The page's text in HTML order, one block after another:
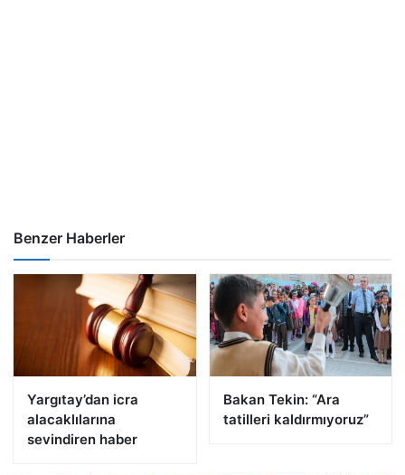
Benzer Haberler
Yargıtay’dan icra
alacaklılarına
sevindiren haber
Bakan Tekin: “Ara
tatilleri kaldırmıyoruz”